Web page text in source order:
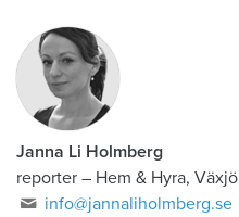
Janna Li Holmberg
reporter – Hem & Hyra, Växjö
info@jannaliholmberg.se